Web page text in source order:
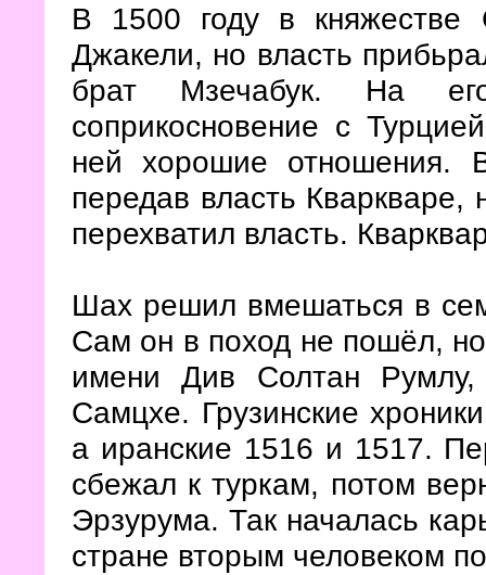
В 1500 году в княжестве
Джакели, но власть
брат Мзечабук. На
соприкосновение с
ней хорошие
передав власть
перехватил власть.
Шах решил вмешаться в
Сам он в поход не пошёл,
имени Див Солтан
Самцхе. Грузинские
а иранские 1516 и 1517.
сбежал к туркам, потом
Эрзурума. Так началась
стране вторым человеком